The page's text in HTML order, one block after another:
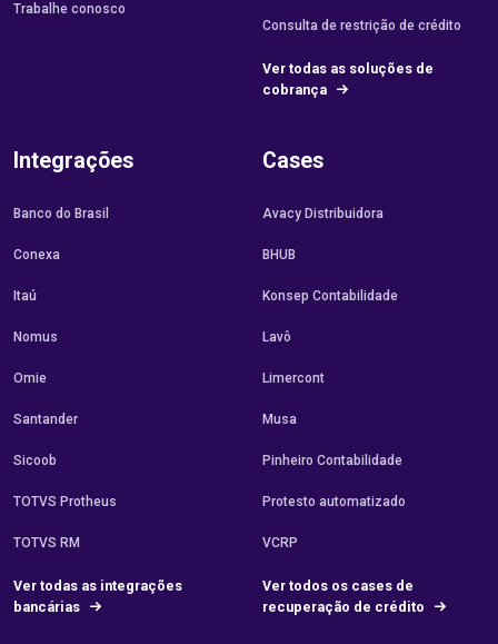
Trabalhe conosco
Consulta de restrição de crédito
Ver todas as soluções de
cobrança
Integrações
Banco do Brasil
Conexa
Itaú
Nomus
Omie
Santander
Sicoob
TOTVS Protheus
TOTVS RM
Ver todas as integrações
bancárias
Cases
Avacy Distribuidora
BHUB
Konsep Contabilidade
Lavô
Limercont
Musa
Pinheiro Contabilidade
Protesto automatizado
VCRP
Ver todos os cases de
recuperação de crédito